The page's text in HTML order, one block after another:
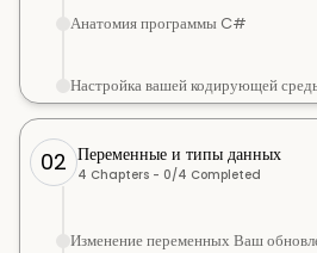
Анатомия программы C#
Настройка вашей кодирующей
02 Переменные и типы данных
4 Chapters - 0/4 Completed
Изменение переменных Ваш